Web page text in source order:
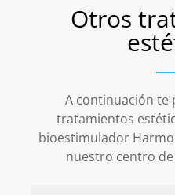
Otros
A continuación te
tratamientos
bioestimulador
nuestro centro